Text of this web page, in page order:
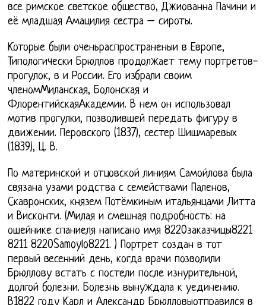
все римское светское общество, Джиованна Пачини и
её младшая Амацилия сестра – сироты.
Которые были оченьраспространеныи в Европе,
Типологически Брюллов продолжает тему портретов-
прогулок, в и России. Его избрали своим
членомМиланская, Болонская и
ФлорентийскаяАкадемии. В нем он использовал
мотив прогулки, позволившей передать фигуру в
движении. Перовского (1837), сестер Шишмаревых
(1839), Ц. В.
По материнской и отцовской линиям Самойлова была
связана узами родства с семействами Паленов,
Скавронских, князем Потёмкиным итальянцами Литта
и Висконти. (Милая и смешная подробность: на
ошейнике спаниеля написано имя 8220заказчицы8221
8211 8220Samoylo8221. ) Портрет создан в тот
первый весенний день, когда врачи позволили
Брюллову встать с постели после изнурительной,
долгой болезни. Болезнь вынуждала к уединению.
В1822 году Карл и Александр Брюлловыотправился в